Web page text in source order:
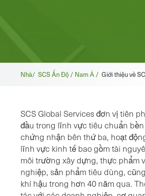
Vụn
mì
Nhà/ SCS Ấn Độ / Nam Á / Giới thiệu về
SCS Global Services đơn vị tiên
đầu trong lĩnh vực tiêu chuẩn
chứng nhận bên thứ ba, hoạt
lĩnh vực kinh tế bao gồm tài
môi trường xây dựng, thực phẩm
nghiệp, sản phẩm tiêu dùng,
khí hậu trong hơn 40 năm qua.